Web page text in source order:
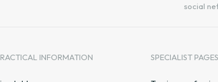
social
INFORMATION SPECIALIST PAGES